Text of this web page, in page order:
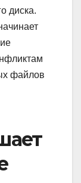
диска.
файлов